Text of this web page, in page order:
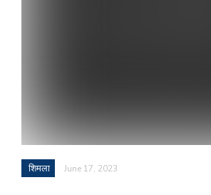
शिमला June 17, 2023